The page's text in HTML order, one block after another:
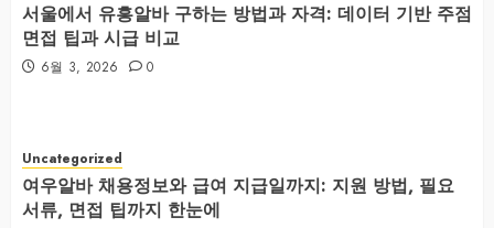
서울에서 유흥알바 구하는 방법과 자격: 데이터 기반 주점
면접 팁과 시급 비교
6월 3, 2026 0
Uncategorized
여우알바 채용정보와 급여 지급일까지: 지원 방법, 필요
서류, 면접 팁까지 한눈에